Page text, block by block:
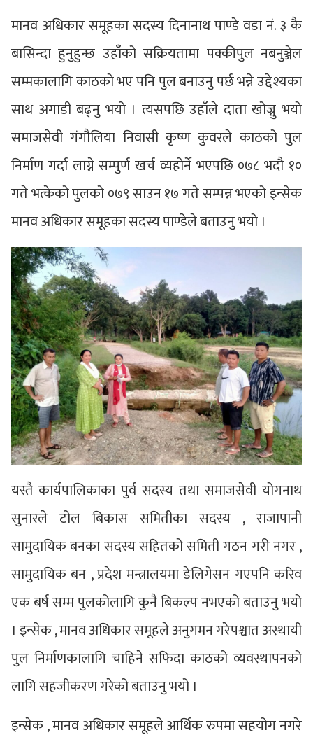
मानव अधिकार समूहका सदस्य दिनानाथ पाण्डे वडा नं. ३ कै
बासिन्दा हुनुहुन्छ उहाँको सक्रियतामा पक्कीपुल नबनुञ्जेल
सम्मकालागि काठको भए पनि पुल बनाउनु पर्छ भन्ने उद्देश्यका
साथ अगाडी बढ्नु भयो । त्यसपछि उहाँले दाता खोज्नु भयो
समाजसेवी गंगौलिया निवासी कृष्ण कुवरले काठको पुल
निर्माण गर्दा लाग्ने सम्पुर्ण खर्च व्यहोर्ने भएपछि ०७८ भदौ १०
गते भत्केको पुलको ०७९ साउन १७ गते सम्पन्न भएको इन्सेक
मानव अधिकार समूहका सदस्य पाण्डेले बताउनु भयो ।
यस्तै कार्यपालिकाका पुर्व सदस्य तथा समाजसेवी योगनाथ
सुनारले टोल बिकास समितीका सदस्य , राजापानी
सामुदायिक बनका सदस्य सहितको समिती गठन गरी नगर ,
सामुदायिक बन , प्रदेश मन्त्रालयमा डेलिगेसन गएपनि करिव
एक बर्ष सम्म पुलकोलागि कुनै बिकल्प नभएको बताउनु भयो
। इन्सेक , मानव अधिकार समूहले अनुगमन गरेपश्चात अस्थायी
पुल निर्माणकालागि चाहिने सफिदा काठको व्यवस्थापनको
लागि सहजीकरण गरेको बताउनु भयो ।
इन्सेक , मानव अधिकार समूहले आर्थिक रुपमा सहयोग नगरे